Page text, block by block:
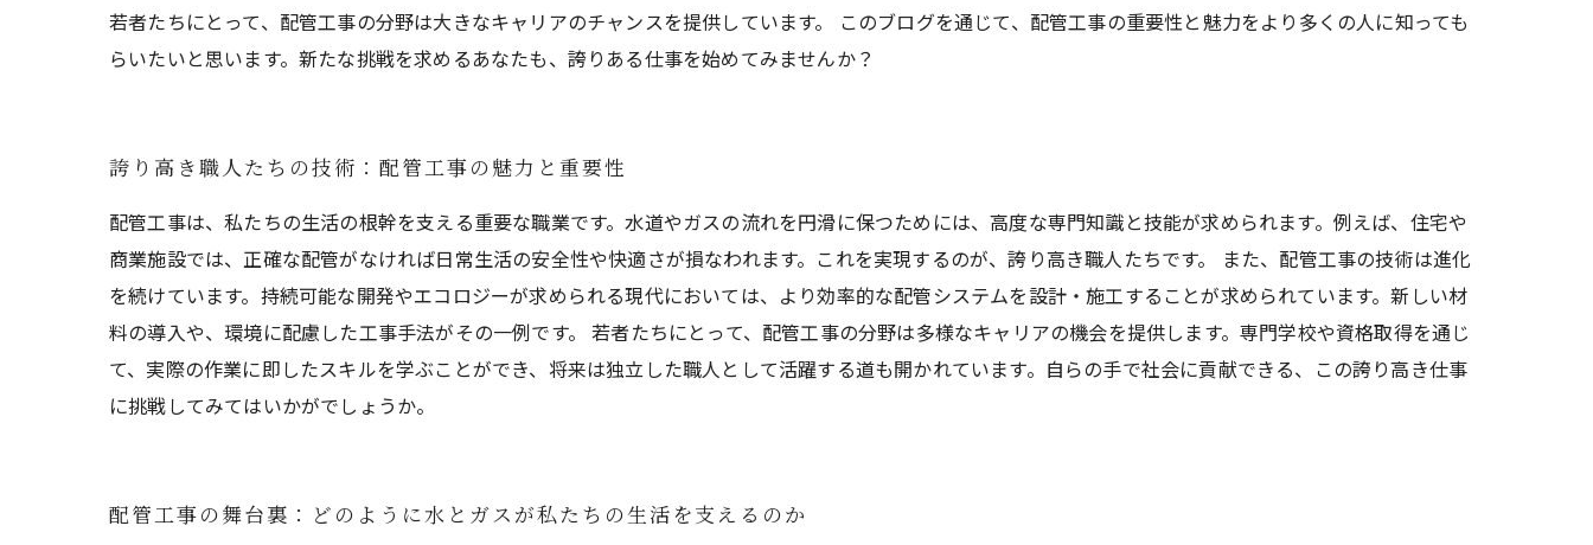
若者たちにとって、配管工事の分野は大きなキャリアのチャンスを提供しています。 このブログを通じて、配管工事の重要性と魅力をより多くの人に知っても
らいたいと思います。新たな挑戦を求めるあなたも、誇りある仕事を始めてみませんか？
誇り高き職人たちの技術：配管工事の魅力と重要性
配管工事は、私たちの生活の根幹を支える重要な職業です。水道やガスの流れを円滑に保つためには、高度な専門知識と技能が求められます。例えば、住宅や
商業施設では、正確な配管がなければ日常生活の安全性や快適さが損なわれます。これを実現するのが、誇り高き職人たちです。 また、配管工事の技術は進化
を続けています。持続可能な開発やエコロジーが求められる現代においては、より効率的な配管システムを設計・施工することが求められています。新しい材
料の導入や、環境に配慮した工事手法がその一例です。 若者たちにとって、配管工事の分野は多様なキャリアの機会を提供します。専門学校や資格取得を通じ
て、実際の作業に即したスキルを学ぶことができ、将来は独立した職人として活躍する道も開かれています。自らの手で社会に貢献できる、この誇り高き仕事
に挑戦してみてはいかがでしょうか。
配管工事の舞台裏：どのように水とガスが私たちの生活を支えるのか